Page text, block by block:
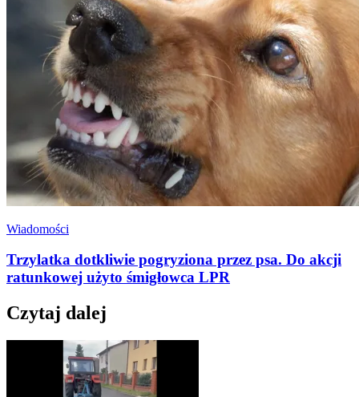
Wiadomości
Trzylatka dotkliwie pogryziona przez psa. Do akcji
ratunkowej użyto śmigłowca LPR
Czytaj dalej